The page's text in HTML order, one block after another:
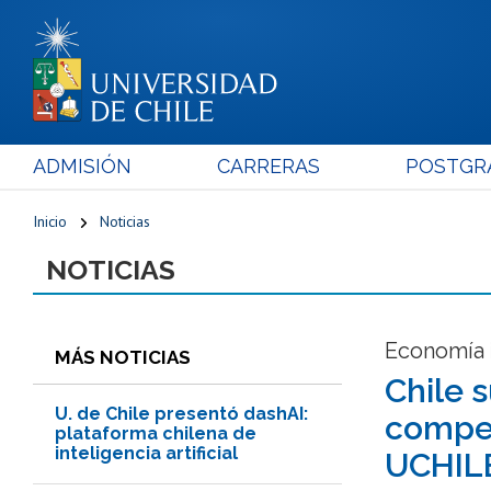
ADMISIÓN CARRERAS
Inicio Noticias
NOTICIAS
MÁS NOTICIAS
U. de Chile presentó dashAI:
plataforma chilena de
inteligencia artificial
Chile